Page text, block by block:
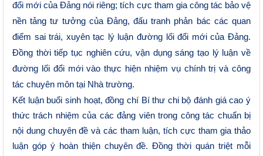
đổi mới của Đảng nói riêng; tích cực tham gia công tác bảo vệ
nền tảng tư tưởng của Đảng, đấu tranh phản bác các quan
điểm sai trái, xuyên tạc lý luận đường lối đổi mới của Đảng.
Đồng thời tiếp tục nghiên cứu, vận dụng sáng tạo lý luận về
đường lối đổi mới vào thực hiện nhiệm vụ chính trị và công
tác chuyên môn tại Nhà trường.
Kết luận buổi sinh hoạt, đồng chí Bí thư chi bộ đánh giá cao ý
thức trách nhiệm của các đảng viên trong công tác chuẩn bị
nội dung chuyên đề và các tham luận, tích cực tham gia thảo
luận góp ý hoàn thiện chuyên đề. Đồng thời quán triệt mỗi